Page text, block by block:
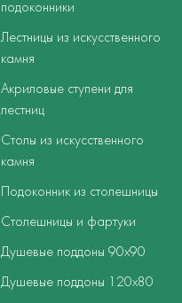
подоконники
Лестницы из искусственного
камня
Акриловые ступени для
лестниц
Столы из искусственного
камня
Подоконник из столешницы
Столешницы и фартуки
Душевые поддоны 90х90
Душевые поддоны 120х80